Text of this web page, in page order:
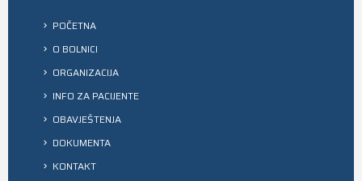
POČETNA
O BOLNICI
ORGANIZACIJA
INFO ZA PACIJENTE
OBAVJEŠTENJA
DOKUMENTA
KONTAKT